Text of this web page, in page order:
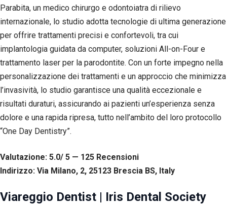
Parabita, un medico chirurgo e odontoiatra di rilievo
internazionale, lo studio adotta tecnologie di ultima generazione
per offrire trattamenti precisi e confortevoli, tra cui
implantologia guidata da computer, soluzioni All-on-Four e
trattamento laser per la parodontite. Con un forte impegno nella
personalizzazione dei trattamenti e un approccio che minimizza
l’invasività, lo studio garantisce una qualità eccezionale e
risultati duraturi, assicurando ai pazienti un’esperienza senza
dolore e una rapida ripresa, tutto nell’ambito del loro protocollo
“One Day Dentistry”.
Valutazione: 5.0/ 5 — 125 Recensioni
Indirizzo: Via Milano, 2, 25123 Brescia BS, Italy
Viareggio Dentist | Iris Dental Society